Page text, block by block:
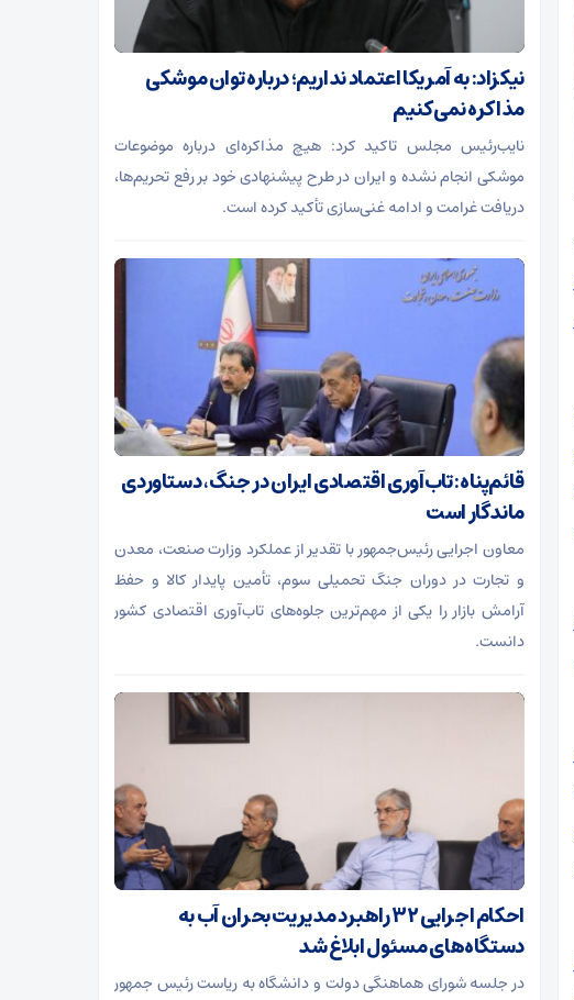
نیکزاد: به آمریکا اعتماد نداریم؛ درباره توان موشکی
مذاکره نمی‌کنیم
نایب‌رئیس مجلس تاکید کرد: هیچ مذاکره‌ای درباره موضوعات
موشکی انجام نشده و ایران در طرح پیشنهادی خود بر رفع تحریم‌ها،
دریافت غرامت و ادامه غنی‌سازی تأکید کرده است.
قائم‌پناه: تاب‌آوری اقتصادی ایران در جنگ، دستاوردی
ماندگار است
معاون اجرایی رئیس‌جمهور با تقدیر از عملکرد وزارت صنعت، معدن
و تجارت در دوران جنگ تحمیلی سوم، تأمین پایدار کالا و حفظ
آرامش بازار را یکی از مهم‌ترین جلوه‌های تاب‌آوری اقتصادی کشور
دانست.
احکام اجرایی ۳۲ راهبرد مدیریت بحران آب به
دستگاه‌های مسئول ابلاغ شد
در جلسه شورای هماهنگی دولت و دانشگاه به ریاست رئیس جمهور